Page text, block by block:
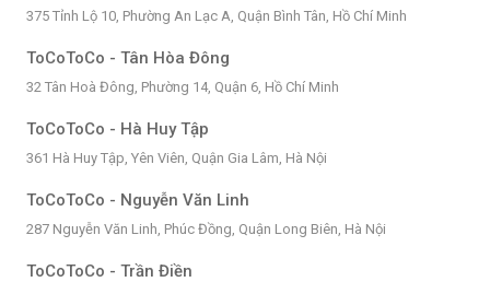
375 Tỉnh Lộ 10, Phường An Lạc A, Quận Bình Tân, Hồ Chí Minh
ToCoToCo - Tân Hòa Đông
32 Tân Hoà Đông, Phường 14, Quận 6, Hồ Chí Minh
ToCoToCo - Hà Huy Tập
361 Hà Huy Tập, Yên Viên, Quận Gia Lâm, Hà Nội
ToCoToCo - Nguyễn Văn Linh
287 Nguyễn Văn Linh, Phúc Đồng, Quận Long Biên, Hà Nội
ToCoToCo - Trần Điền